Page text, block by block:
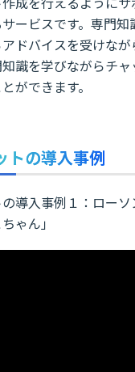
ービスです。専門
ドバイスを受けな
識を学びながらチ
ができます。
トの導入事例
導入事例１：ロー
ゃん」